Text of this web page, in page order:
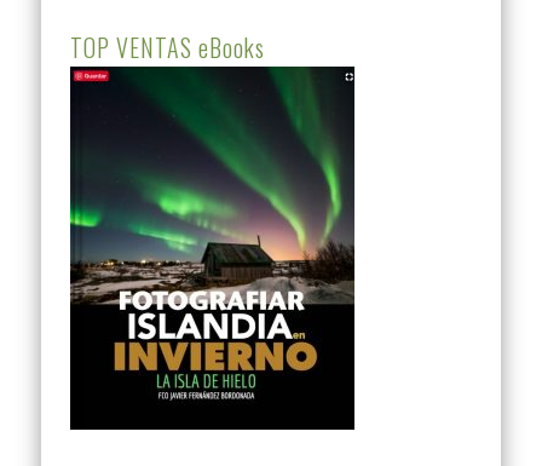
TOP VENTAS eBooks